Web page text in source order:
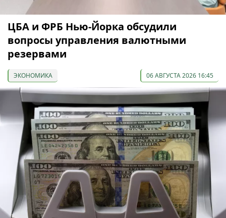
ЦБА и ФРБ Нью-Йорка обсудили
вопросы управления валютными
резервами
ЭКОНОМИКА 06 АВГУСТА 2026 16:45